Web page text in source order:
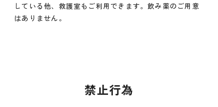
している他、救護室もご利用できます。飲み薬のご用意
はありません。
禁止行為